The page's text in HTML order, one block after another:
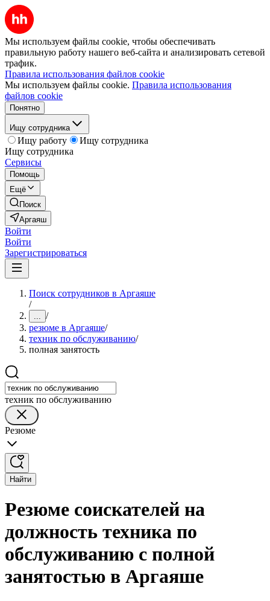
Мы используем файлы cookie, чтобы обеспечивать
правильную работу нашего веб-сайта и анализировать сетевой
трафик.
Правила использования файлов cookie
Мы используем файлы cookie. Правила использования
файлов cookie
Понятно
Ищу сотрудника
Ищу работу
Ищу сотрудника
Ищу сотрудника
Сервисы
Помощь
Ещё
Поиск
Аргаяш
Войти
Войти
Зарегистрироваться
Поиск сотрудников в Аргаяше
/
... /
резюме в Аргаяше/
техник по обслуживанию/
полная занятость
техник по обслуживанию
Резюме
Найти
Резюме соискателей на
должность техника по
обслуживанию с полной
занятостью в Аргаяше